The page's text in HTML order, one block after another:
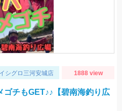
イシグロ三河安城店 1888 view
ゴチもGET♪♪【碧南海釣り広